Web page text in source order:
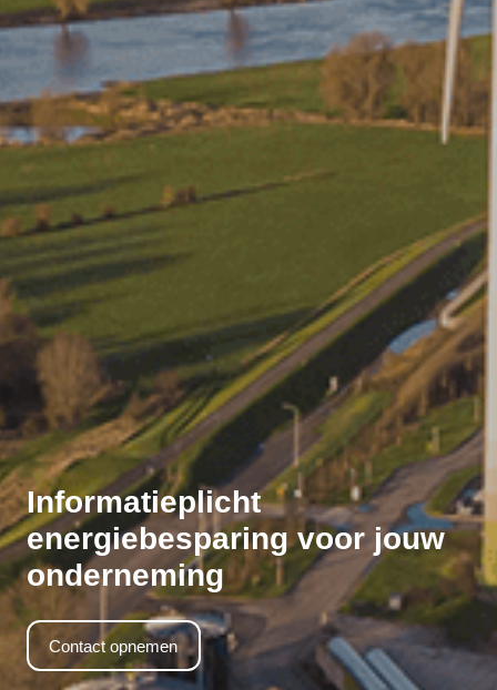
Informatieplicht
energiebesparing voor jouw
onderneming
Contact opnemen